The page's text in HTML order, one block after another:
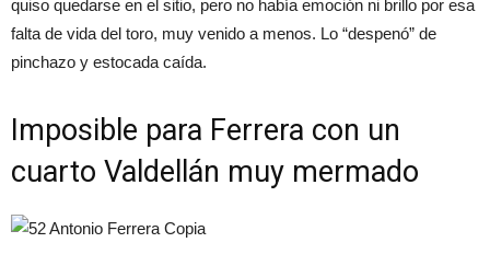
quiso quedarse en el sitio, pero no había emoción ni brillo por esa
falta de vida del toro, muy venido a menos. Lo “despenó” de
pinchazo y estocada caída.
Imposible para Ferrera con un
cuarto Valdellán muy mermado